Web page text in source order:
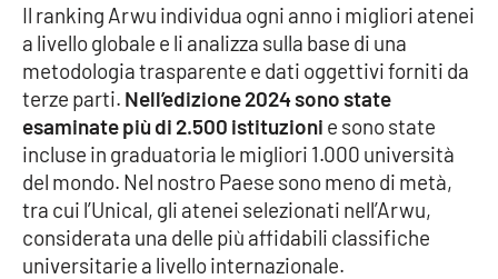
Politica
Sanità
Società
Sport
Il ranking Arwu individua ogni anno i migliori atenei
a livello globale e li analizza sulla base di una
metodologia trasparente e dati oggettivi forniti da
terze parti. Nell’edizione 2024 sono state
esaminate più di 2.500 istituzioni e sono state
incluse in graduatoria le migliori 1.000 università
del mondo. Nel nostro Paese sono meno di metà,
tra cui l’Unical, gli atenei selezionati nell’Arwu,
considerata una delle più affidabili classifiche
universitarie a livello internazionale.